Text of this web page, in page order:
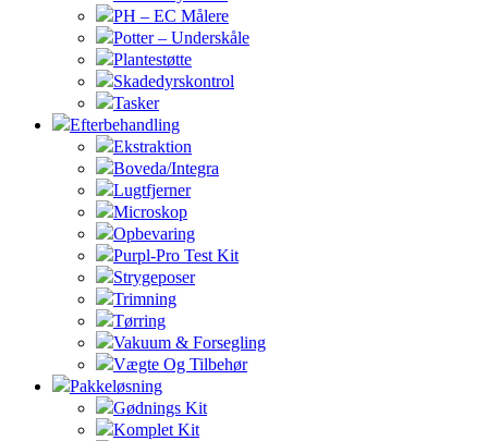
PH – EC Målere
Potter – Underskåle
Plantestøtte
Skadedyrskontrol
Tasker
Efterbehandling
Ekstraktion
Boveda/Integra
Lugtfjerner
Microskop
Opbevaring
Purpl-Pro Test Kit
Strygeposer
Trimning
Tørring
Vakuum & Forsegling
Vægte Og Tilbehør
Pakkeløsning
Gødnings Kit
Komplet Kit